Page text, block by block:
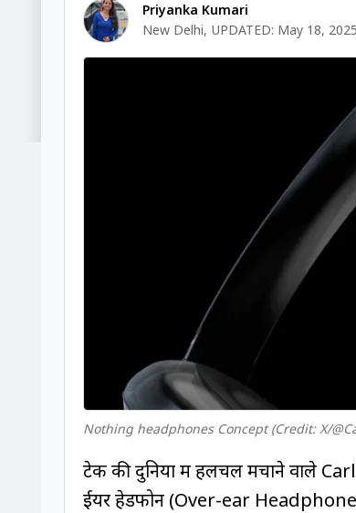
Priyanka Kumari
New Delhi, UPDATED: May 18,
Nothing headphones Concept (Credit: X/
टेक की दुनिया में हलचल मचाने वाले
ईयर हेडफोन (Over-ear